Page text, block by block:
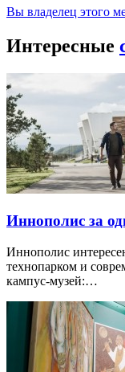
Вы владелец этого
Интересные
Иннополис за
Иннополис
технопарком и
кампус-музей:…